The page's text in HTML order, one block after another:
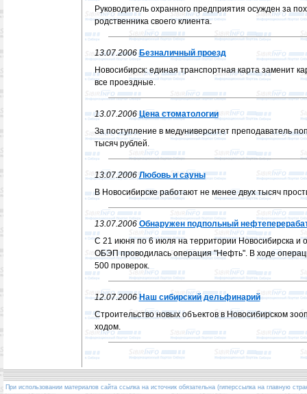
Руководитель охранного предприятия осужден за
родственника своего клиента.
13.07.2006 Безналичный проезд
Новосибирск: единая транспортная карта заменит
все проездные.
13.07.2006 Цена стоматологии
За поступление в медуниверситет преподаватель
тысяч рублей.
13.07.2006 Любовь и сауны
В Новосибирске работают не менее двух тысяч
13.07.2006 Обнаружен подпольный
С 21 июня по 6 июля на территории Новосибирска и
ОБЭП проводилась операция "Нефть". В ходе
500 проверок.
12.07.2006 Наш сибирский дельфинарий
Строительство новых объектов в Новосибирском
ходом.
При использовании материалов сайта ссылка на источник обязательна (гиперссылка на главную